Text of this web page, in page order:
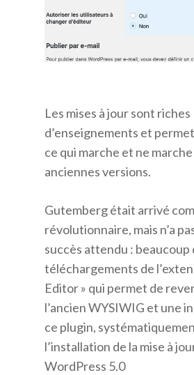
Les mises à jour sont riches
d’enseignements et
ce qui marche et ne marche
anciennes versions.
Gutemberg était arrivé
révolutionnaire, mais n’a
succès attendu : beaucoup
téléchargements de
Editor » qui permet de
l’ancien WYSIWIG et une
ce plugin,
l’installation de la mise à
WordPress 5.0